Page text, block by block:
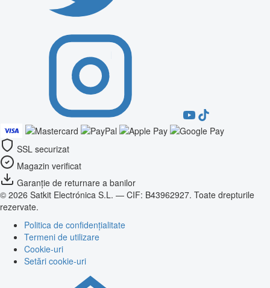
SSL securizat
Magazin verificat
Garanție de returnare a banilor
© 2026 Satkit Electrónica S.L. — CIF: B43962927. Toate drepturile
rezervate.
Politica de confidențialitate
Termeni de utilizare
Cookie-uri
Setări cookie-uri